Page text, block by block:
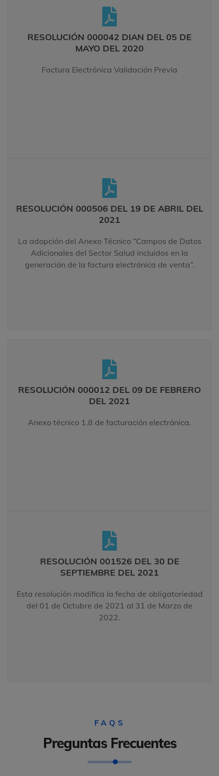
RESOLUCIÓN 000042 DIAN DEL 05 DE
MAYO DEL 2020
Factura Electrónica Validación Previa
RESOLUCIÓN 000042 DIAN DEL 05 DE
MAYO DEL 2020
Factura Electrónica Validación Previa
LEER MÁS
RESOLUCIÓN 000506 DEL 19 DE ABRIL DEL
2021
La adopción del Anexo Técnico “Campos de Datos
Adicionales del Sector Salud incluidos en la
generación de la factura electrónica de venta”.
RESOLUCIÓN 000506 DEL 19 DE ABRIL
DEL 2021
La adopción del Anexo Técnico “Campos de Datos
Adicionales del Sector Salud incluidos en la
generación de la factura electrónica de venta”.
LEER MÁS
RESOLUCIÓN 000012 DEL 09 DE FEBRERO
DEL 2021
Anexo técnico 1.8 de facturación electrónica.
RESOLUCIÓN 000012 09 DE FEBRERO DEL
2021
Anexo técnico 1.8 de facturación electrónica.
LEER MÁS
RESOLUCIÓN 001526 DEL 30 DE
SEPTIEMBRE DEL 2021
Esta resolución modifica la fecha de obligatoriedad
del 01 de Octubre de 2021 al 31 de Marzo de
2022.
RESOLUCIÓN 001526 DEL 30 DE
SEPTIEMBRE DEL 2021
Esta resolución modifica la fecha de
obligatoriedad del 01 de Octubre de 2021 al 31
de Marzo de 2022.
LEER MÁS
FAQS
Preguntas Frecuentes